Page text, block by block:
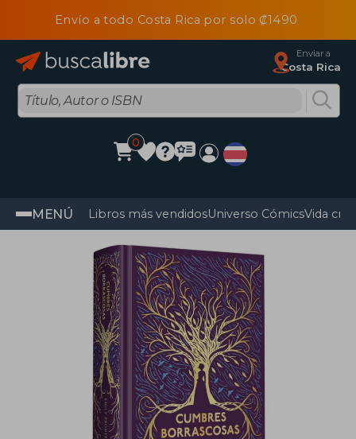
Envío a todo Costa Rica por solo ₡1490
Enviar a
Costa Rica
0
MENÚ Libros más vendidosUniverso CómicsVida